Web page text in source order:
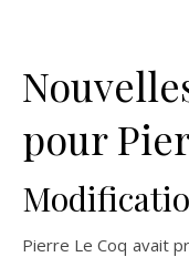
pour
Pierre Le Coq avait pris la décision de faire une pause dans